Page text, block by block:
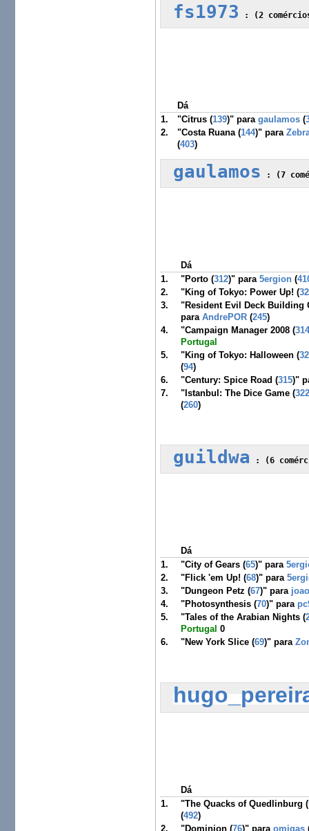
fs1973 :
Dá
1.
"Citrus (139)" paragaulamos (
2.
"Costa Ruana (144)" para
(403)
gaulamos :
Dá
1.
"Porto (312)" para5ergion (
2.
"King of Tokyo: Power Up! (
3.
"Resident Evil Deck Building
paraAndrePOR (245)
4.
"Campaign Manager 2008 (
Portugal
5.
"King of Tokyo: Halloween (
(94)
6.
"Century: Spice Road (315)"
7.
"Istanbul: The Dice Game (
(260)
guildwa : (6
Dá
1.
"City of Gears (65)" para
2.
"Flick 'em Up! (68)" para
3.
"Dungeon Petz (67)" para
4.
"Photosynthesis (70)" para
5.
"Tales of the Arabian Nights (
Portugal 0
6.
"New York Slice (69)" para
Dá
1.
"The Quacks of Quedlinburg (
(492)
2.
"Dominion (76)" paraomigas